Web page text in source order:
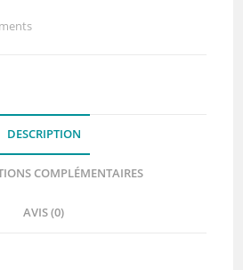
DESCRIPTION
COMPLÉMENTAIRES
AVIS (0)